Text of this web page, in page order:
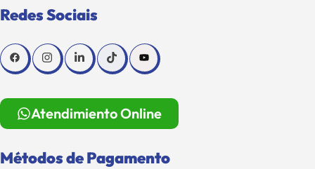
Redes Sociais
Atendimiento Online
Métodos de Pagamento